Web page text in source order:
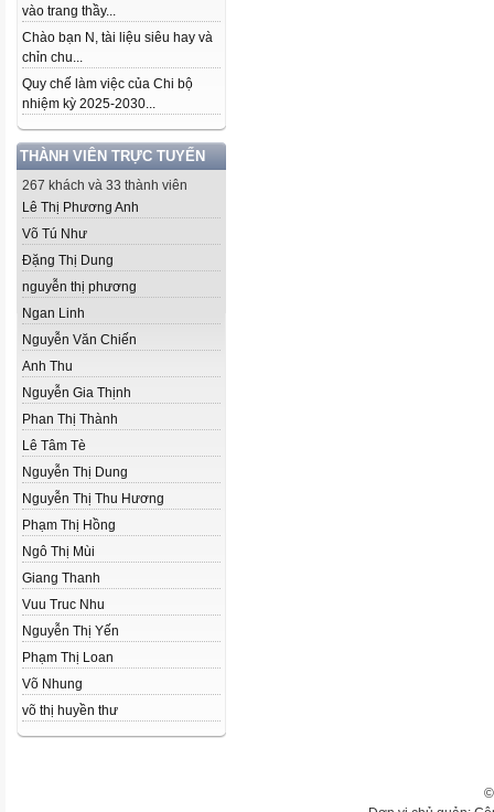
vào trang thầy...
Chào bạn N, tài liệu siêu hay và
chỉn chu...
Quy chế làm việc của Chi bộ
nhiệm kỳ 2025-2030...
THÀNH VIÊN TRỰC TUYẾN
267 khách và 33 thành viên
Lê Thị Phương Anh
Võ Tú Như
Đặng Thị Dung
nguyễn thị phương
Ngan Linh
Nguyễn Văn Chiến
Anh Thu
Nguyễn Gia Thịnh
Phan Thị Thành
Lê Tâm Tè
Nguyễn Thị Dung
Nguyễn Thị Thu Hương
Phạm Thị Hồng
Ngô Thị Mùi
Giang Thanh
Vuu Truc Nhu
Nguyễn Thị Yến
Phạm Thị Loan
Võ Nhung
võ thị huyền thư